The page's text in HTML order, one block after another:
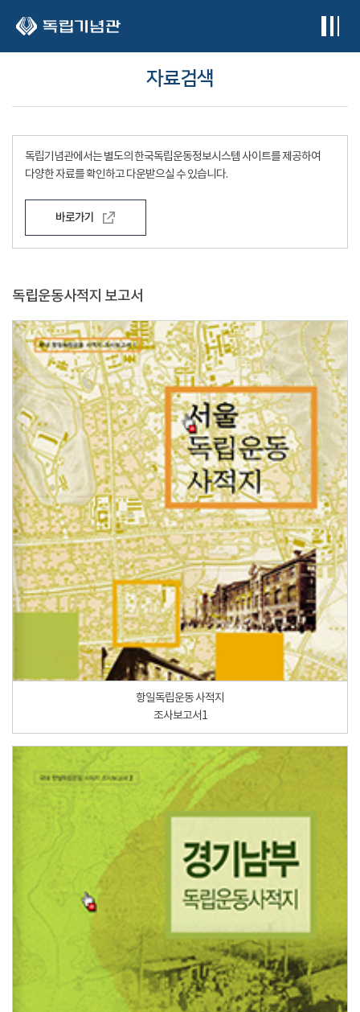
자료검색
독립기념관에서는 별도의 한국독립운동정보시스템 사이트를 제공하여
다양한 자료를 확인하고 다운받으실 수 있습니다.
바로가기
독립운동사적지 보고서
항일독립운동 사적지
조사보고서1